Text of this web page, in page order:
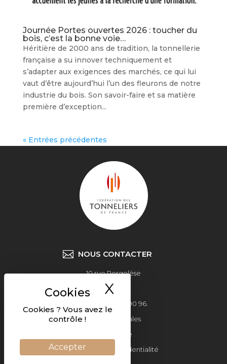
Cookies ? Vous avez le
contrôle !
Accepter
X
Journée Portes ouvertes 2026 : toucher du
bois, c’est la bonne voie…
Héritière de 2000 ans de tradition, la tonnellerie
française a su innover techniquement et
s’adapter aux exigences des marchés, ce qui lui
vaut d’être aujourd’hui l’un des fleurons de notre
industrie du bois. Son savoir-faire et sa matière
première d’exception...
« Entrées précédentes
NOUS CONTACTER
10 rue Pergolèse
75116 Paris
Tel: +33 6 77 34 90 96.
Mentions légales
Plan du site
Politique de confidentialité